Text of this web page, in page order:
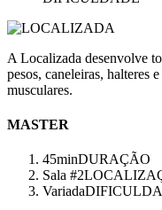
A Localizada desenvolve
pesos, caneleiras, halteres
musculares.
MASTER
45minDURAÇÃO
Sala #2
Variada